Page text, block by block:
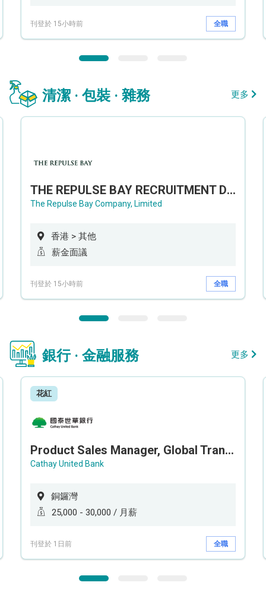
刊登於 15小時前 全職
清潔 · 包裝 · 雜務 更多
THE REPULSE BAY RECRUITMENT DAY 淺水灣影灣園人才招聘會
The Repulse Bay Company, Limited
香港 > 其他
薪金面議
刊登於 15小時前 全職
銀行 · 金融服務 更多
花紅
Product Sales Manager, Global Transaction Service (GTS)
Cathay United Bank
銅鑼灣
25,000 - 30,000 / 月薪
刊登於 1日前 全職